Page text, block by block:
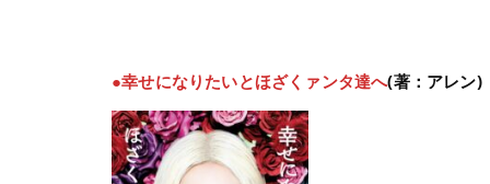
●幸せになりたいとほざくァンタ達へ(著：アレン)